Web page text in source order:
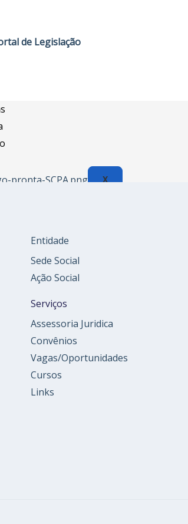
Juridica
Oportunidades
X
de Legislação
Entidade
Sede Social
Ação Social
Serviços
Assessoria Juridica
Convênios
Vagas/Oportunidades
Cursos
Links